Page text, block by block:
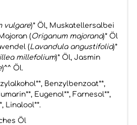
vulgare)* Öl, Muskatellersalbei
(Origanum majorana)* Öl
(Lavandula angustifolia)*
millefolium)* Öl, Jasmin
)^^ Öl.
Benzylbenzoat**,
Eugenol**, Farnesol**,
Linalool**.
Öl